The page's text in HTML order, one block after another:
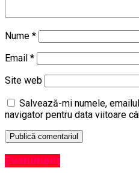
Nume *
Email *
Site web
Salvează-mi numele,
navigator pentru data viitoare
Eveniment